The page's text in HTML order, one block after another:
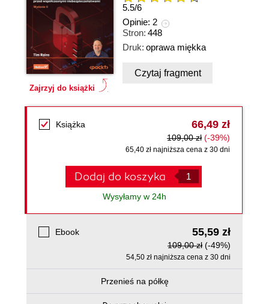
Zajrzyj do książki
5.5/6
Opinie: 2
Stron: 448
Druk: oprawa miękka
Czytaj fragment
Książka 66,49 zł
109,00 zł (-39%)
65,40 zł najniższa cena z 30 dni
Dodaj do koszyka
Wysyłamy w 24h
Ebook 55,59 zł
109,00 zł (-49%)
54,50 zł najniższa cena z 30 dni
Przenieś na półkę